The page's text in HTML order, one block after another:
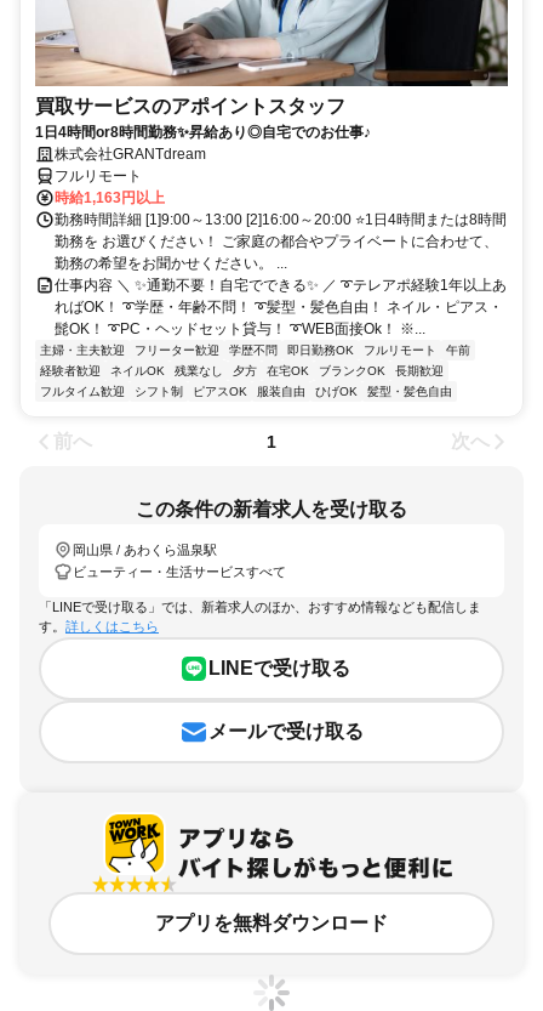
買取サービスのアポイントスタッフ
1日4時間or8時間勤務✨昇給あり◎自宅でのお仕事♪
株式会社GRANTdream
フルリモート
時給1,163円以上
勤務時間詳細 [1]9:00～13:00 [2]16:00～20:00 ⭐1日4時間または8時間
勤務を お選びください！ ご家庭の都合やプライベートに合わせて、
勤務の希望をお聞かせください。 ...
仕事内容 ＼ ✨通勤不要！自宅でできる✨ ／ ➰テレアポ経験1年以上あ
ればOK！ ➰学歴・年齢不問！ ➰髪型・髪色自由！ ネイル・ピアス・
髭OK！ ➰PC・ヘッドセット貸与！ ➰WEB面接Ok！ ※...
主婦・主夫歓迎 フリーター歓迎 学歴不問 即日勤務OK フルリモート
午前
経験者歓迎
ネイルOK 残業なし 夕方 在宅OK ブランクOK
長期歓迎
フルタイム歓迎
シフト制 ピアスOK 服装自由 ひげOK 髪型・髪色自由
前へ 1 次へ
この条件の新着求人を受け取る
岡山県 / あわくら温泉駅
ビューティー・生活サービスすべて
「LINEで受け取る」では、新着求人のほか、おすすめ情報なども配信しま
す。 詳しくはこちら
LINEで受け取る
メールで受け取る
アプリを無料ダウンロード